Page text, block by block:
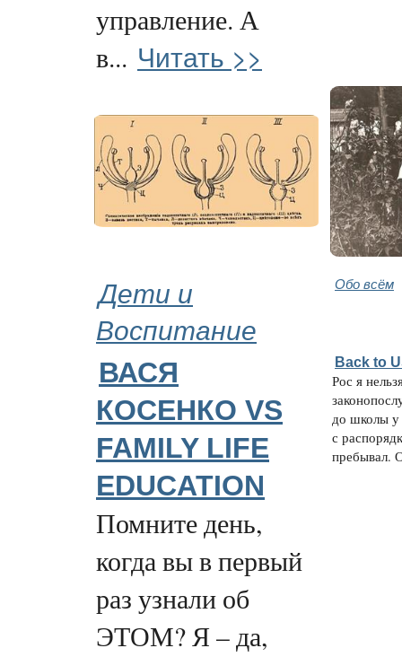
управление. А
в... Читать >>
Дети и
Воспитание
Обо всём
ВАСЯ
КОСЕНКО VS
FAMILY LIFE
EDUCATION
Помните день,
когда вы в первый
раз узнали об
ЭТОМ? Я – да,
Back to
Рос я
до школы у
с
пребывал.